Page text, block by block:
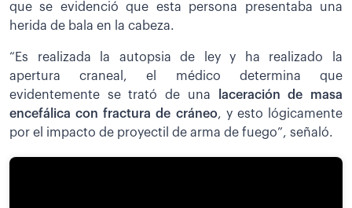
que se evidenció que esta persona presentaba una
herida de bala en la cabeza.
“Es realizada la autopsia de ley y ha realizado la
apertura craneal, el médico determina que
evidentemente se trató de una laceración de masa
encefálica con fractura de cráneo, y esto lógicamente
por el impacto de proyectil de arma de fuego”, señaló.